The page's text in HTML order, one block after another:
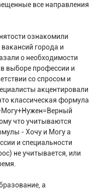
все направления
ознакомили
города и
о необходимости
выборе профессии и
со спросом и
акцентировали
классическая формула
что учитываются
- Хочу и Могу а
и специальности
не учитывается, или
а